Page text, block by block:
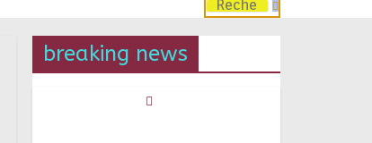
breaking news